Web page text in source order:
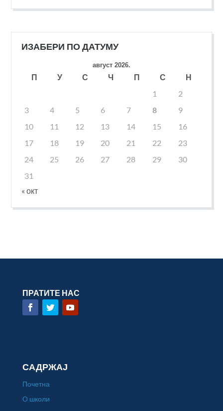
ИЗАБЕРИ ПО ДАТУМУ
август 2026.
П У С Ч П С
Н
1
2
3
4 5 6 7 8
9
10
11 12 13 14 15
16
17
18 19 20 21 22
23
24
25 26 27 28 29
30
31
« окт
ПРАТИТЕ НАС
САДРЖАЈ
Почетна
О школи